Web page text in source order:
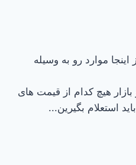
اینجا موارد رو به وسیله
هیچ کدام از قیمت های
استعلام بگیرین...